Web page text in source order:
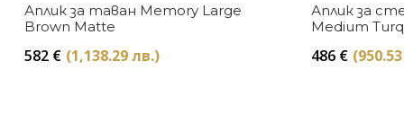
Аплик за таван Memory Large
Brown Matte
582 € (1,138.29 лв.)
Аплик за
Medium
486 €